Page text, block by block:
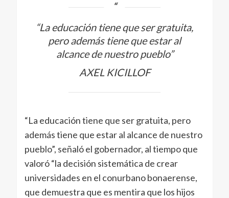
“La educación tiene que ser gratuita,
pero además tiene que estar al
alcance de nuestro pueblo”
AXEL KICILLOF
“La educación tiene que ser gratuita, pero
además tiene que estar al alcance de nuestro
pueblo”, señaló el gobernador, al tiempo que
valoró “la decisión sistemática de crear
universidades en el conurbano bonaerense,
que demuestra que es mentira que los hijos